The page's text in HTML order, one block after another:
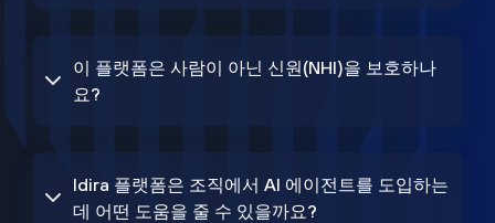
이 플랫폼은 사람이 아닌 신원(NHI)을 보호하나
요?
Idira 플랫폼은 조직에서 AI 에이전트를 도입하는
데 어떤 도움을 줄 수 있을까요?